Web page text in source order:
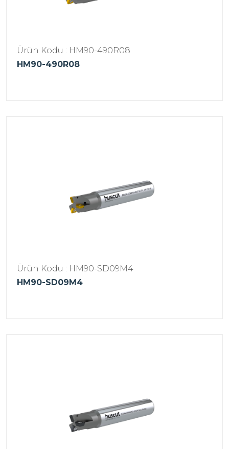
Ürün Kodu : HM90-490R08
HM90-490R08
Ürün Kodu : HM90-SD09M4
HM90-SD09M4